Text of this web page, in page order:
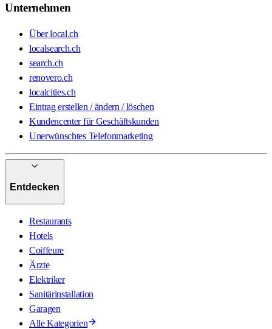
Unternehmen
Über local.ch
localsearch.ch
search.ch
renovero.ch
localcities.ch
Eintrag erstellen / ändern / löschen
Kundencenter für Geschäftskunden
Unerwünschtes Telefonmarketing
Entdecken
Restaurants
Hotels
Coiffeure
Ärzte
Elektriker
Sanitärinstallation
Garagen
Alle Kategorien